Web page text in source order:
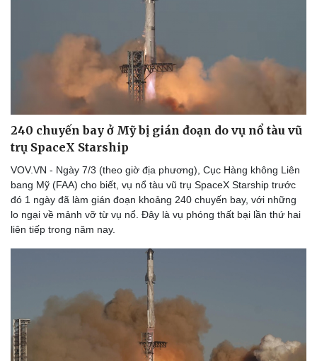
240 chuyến bay ở Mỹ bị gián đoạn do vụ nổ tàu vũ
trụ SpaceX Starship
VOV.VN - Ngày 7/3 (theo giờ địa phương), Cục Hàng không Liên
bang Mỹ (FAA) cho biết, vụ nổ tàu vũ trụ SpaceX Starship trước
đó 1 ngày đã làm gián đoạn khoảng 240 chuyến bay, với những
lo ngại về mảnh vỡ từ vụ nổ. Đây là vụ phóng thất bại lần thứ hai
liên tiếp trong năm nay.